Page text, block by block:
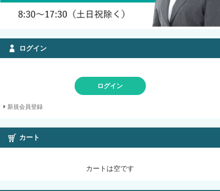
ログイン
ログイン
新規会員登録
カート
カートは空です